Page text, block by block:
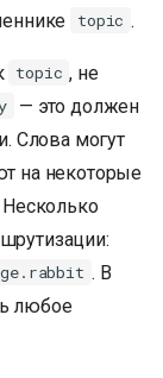
topic .
topic , не
— это должен
Слова могут
на некоторые
. В
любое